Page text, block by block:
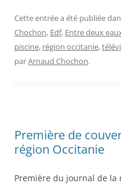
Cette entrée a été publiée
Chochon, Edf, Entre deux
piscine, région occitanie,
parArnaud Chochon.
Première de
région Occitanie
Première du journal de la